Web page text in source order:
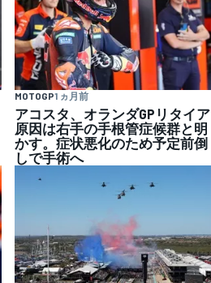
MOTOGP1 ヵ月前
アコスタ、オランダGPリタイア
原因は右手の手根管症候群と明
かす。症状悪化のため予定前倒
しで手術へ